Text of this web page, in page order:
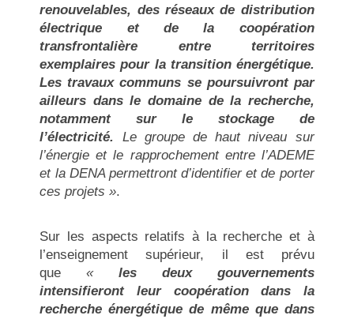
renouvelables, des réseaux de distribution
électrique et de la coopération
transfrontalière entre territoires
exemplaires pour la transition énergétique.
Les travaux communs se poursuivront par
ailleurs dans le domaine de la recherche,
notamment sur le stockage de
l’électricité. Le groupe de haut niveau sur
l’énergie et le rapprochement entre l’ADEME
et la DENA permettront d’identifier et de porter
ces projets ».
Sur les aspects relatifs à la recherche et à
l’enseignement supérieur, il est prévu
que«les deux gouvernements
intensifieront leur coopération dans la
recherche énergétique de même que dans